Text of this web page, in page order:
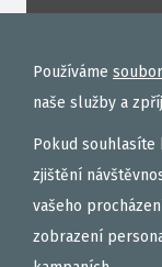
TEKUTÉ
VAŘENÝ
BIŽUTERIE
DÁRKOVÝ
AKČNÍ SETY
Používáme
naše služby a
Pokud souhlasíte
zjištění
vašeho
zobrazení